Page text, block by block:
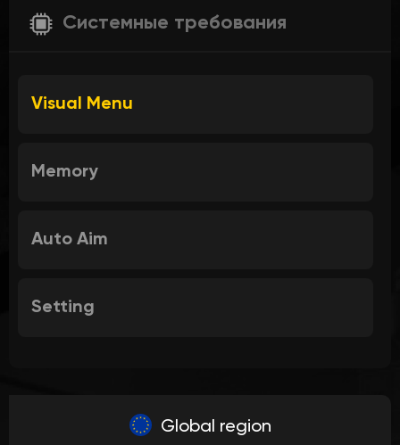
Системные требования
Visual Menu
Memory
Auto Aim
Setting
Global region